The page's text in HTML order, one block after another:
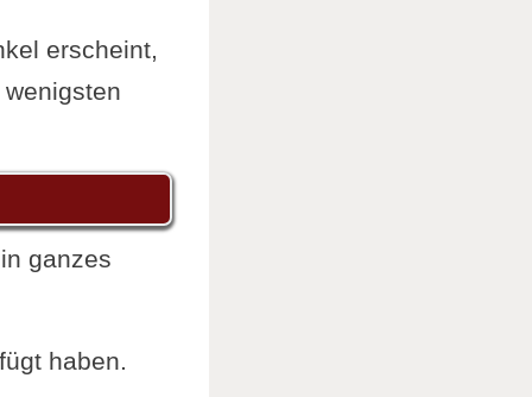
erscheint,
ganzes
haben.